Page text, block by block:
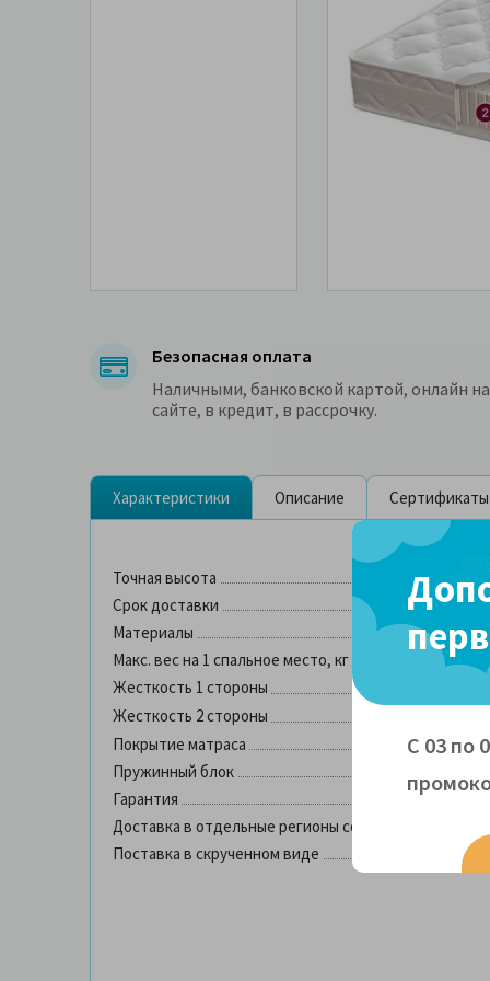
Безопасная оплата
Наличными, банковской картой, онлайн на
сайте, в кредит, в рассрочку.
Характеристики Описание Сертификаты
Точная высота
Срок доставки
Материалы
Макс. вес на 1 спальное место, кг
Жесткость 1 стороны
Жесткость 2 стороны
Покрытие матраса
Пружинный блок
Гарантия
Доставка в отдельные регионы со склада в Москве
Поставка в скрученном виде
С 03 по